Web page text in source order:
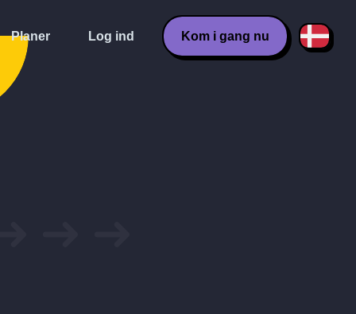
Planer Log ind Kom i gang nu